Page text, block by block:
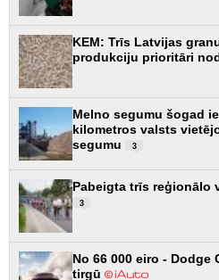
KEM: Trīs Latvijas
produkciju prioritāri
Melno segumu šogad
kilometros valsts
segumu
3
Pabeigta trīs reģionālo
3
No 66 000 eiro - Dodge
tirgū